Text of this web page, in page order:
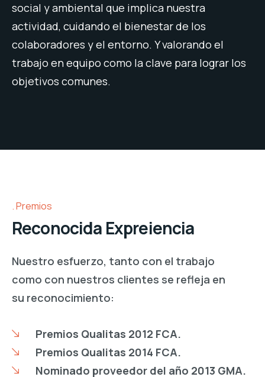
social y ambiental que implica nuestra
actividad, cuidando el bienestar de los
colaboradores y el entorno. Y valorando el
trabajo en equipo como la clave para lograr los
objetivos comunes.
Premios
Reconocida Expreiencia
Nuestro esfuerzo, tanto con el trabajo
como con nuestros clientes se refleja en
su reconocimiento:
Premios Qualitas 2012 FCA.
Premios Qualitas 2014 FCA.
Nominado proveedor del año 2013 GMA.